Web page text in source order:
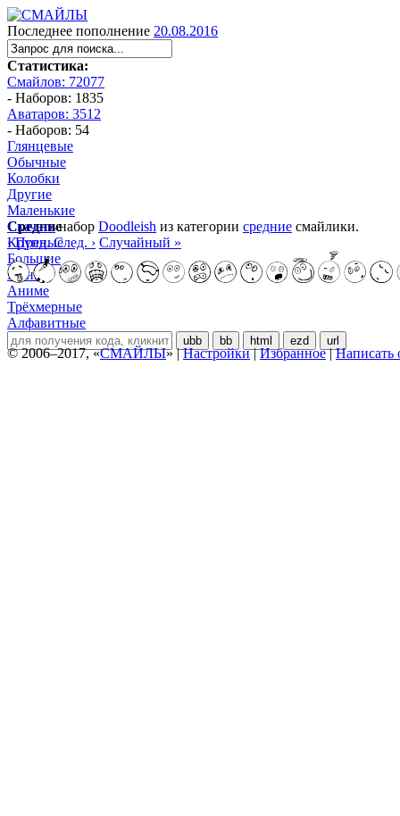
Последнее пополнение 20.08.2016
Статистика:
Смайлов: 72077
- Наборов: 1835
Аватаров: 3512
- Наборов: 54
Глянцевые
Обычные
Колобки
Другие
Маленькие
Средние
Крупные
Большие
Манга
Аниме
Трёхмерные
Алфавитные
ubb bb html ezd url
Скачатьнабор Doodleish из категории средние смайлики.
‹ Пред. След. › Случайный »
© 2006–2017, «СМАЙЛЫ» |Настройки|Избранное|Написать